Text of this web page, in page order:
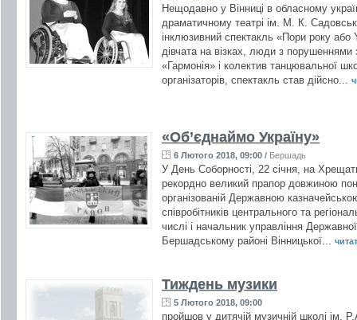
Нещодавно у Вінниці в обласному
драматичному театрі ім. М. К.
інклюзивний спектакль «Пори року
дівчата на візках, люди з порушеннями
«Гармонія» і колектив танцювальної
організаторів, спектакль став дійсно...
«Об’єднаймо Україну»
6 Лютого 2018, 09:00 / Бершадь
У День Соборності, 22 січня, на
рекордно великий прапор довжиною
організованій Державною
співробітників центрального та
числі і начальник управління
Бершадському районі Вінницької...
Тиждень музики
5 Лютого 2018, 09:00
пройшов у дитячій музичній школі ім.